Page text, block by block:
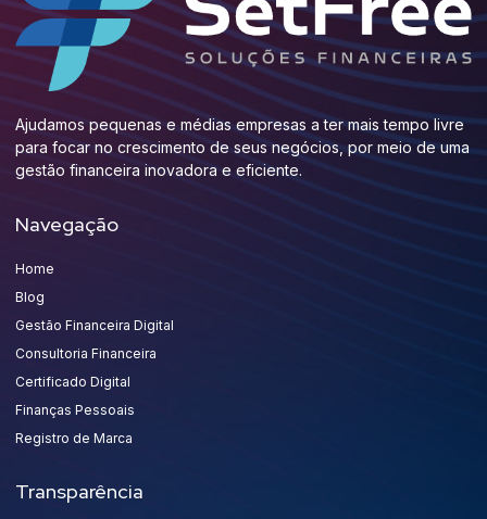
Ajudamos pequenas e médias empresas a ter mais tempo livre
para focar no crescimento de seus negócios, por meio de uma
gestão financeira inovadora e eficiente.
Navegação
Home
Blog
Gestão Financeira Digital
Consultoria Financeira
Certificado Digital
Finanças Pessoais
Registro de Marca
Transparência